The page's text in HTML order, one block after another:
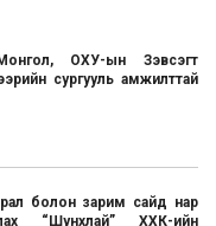
ОХУ-ын Зэвсэгт
сургууль амжилттай
болон зарим сайд нар
“Шунхлай” ХХК-ийн